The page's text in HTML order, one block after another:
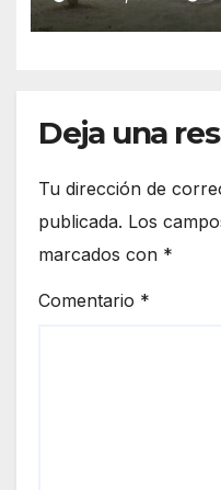
Nivel en
Deja una
Tu dirección de
publicada. Los
marcados con *
Comentario *